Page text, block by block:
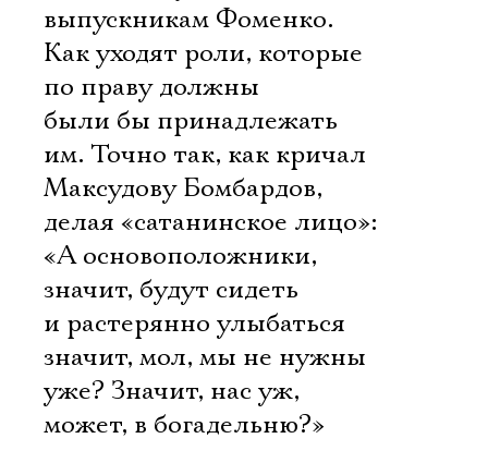
выпускникам Фоменко.
Как уходят роли, которые
по праву должны
были бы принадлежать
им. Точно так, как кричал
Максудову Бомбардов,
делая «сатанинское лицо»:
«А основоположники,
значит, будут сидеть
и растерянно улыбаться 
значит, мол, мы не нужны
уже? Значит, нас уж,
может, в богадельню?»